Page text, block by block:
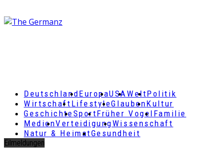
DeutschlandEuropaUSAWeltPolitik
Wirtschaft LifestyleGlaubenKultur
GeschichteSportFrüher Vogel Familie
MedienVerteidigungWissenschaft
Natur & HeimatGesundheit
Eilmeldungen